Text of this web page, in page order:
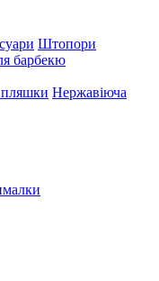
Штопори
барбекю
пляшки Нержавіюча